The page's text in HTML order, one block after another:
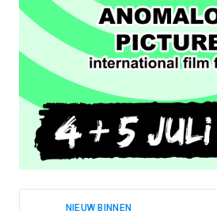
NIEUW BINNEN